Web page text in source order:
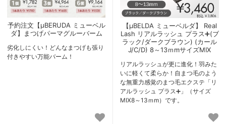
予約注文【μBERUDA ミューベル
ダ】まつげパーマグルーバーム
劣化しにくい！どんなまつげも張り
付きやすい万能バーム！
【μBELDA ミューベルダ】 Real
Lash リアルラッシュ プラス➕(ブ
ラック/ダークブラウン) (カール
J/C/D) 8～13ｍmサイズMIX
リアルラッシュが更に進化！羽みた
いに軽くて柔らか！自まつ毛のよう
な無重力感覚のまつ毛エクステ「リ
アルラッシュ プラス➕」（サイズ
MIX8～13ｍm）です。